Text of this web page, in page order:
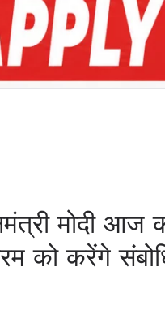
मोदी आज
को करेंगे